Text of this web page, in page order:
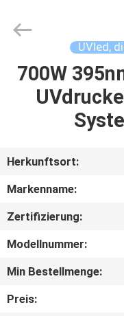
HAUS
PRODUKTE
ÜBER
UNS
FABRIK-
AUSFLUG
Electronics
Reserved.
UVled,
700W
Herkunftsort:
Markenname:
Zertifizierung:
Modellnummer:
Min Bestellmenge:
Preis: